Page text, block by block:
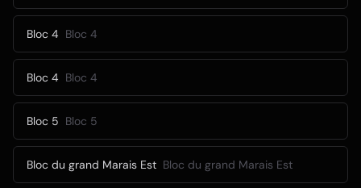
Bloc 4 Bloc 4
Bloc 4 Bloc 4
Bloc 5 Bloc 5
Bloc du grand Marais Est Bloc du grand Marais Est